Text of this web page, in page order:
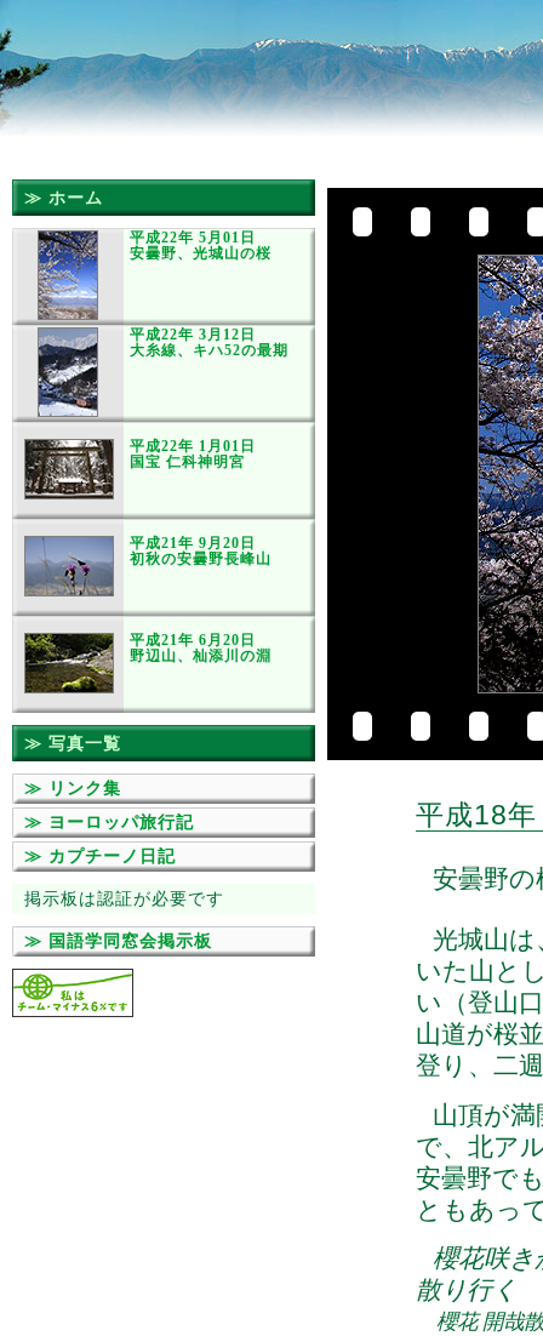
平成18
安曇野
光城山
いた山と
い（登山
山道が桜
登り、二
山頂が
で、北ア
安曇野で
ともあっ
櫻花咲き
散り行く
櫻花 開哉
≫ ホーム
平成22年 5月01日
安曇野、光城山の桜
平成22年 3月12日
大糸線、キハ52の最期
平成22年 1月01日
国宝 仁科神明宮
平成21年 9月20日
初秋の安曇野長峰山
平成21年 6月20日
野辺山、杣添川の淵
≫ 写真一覧
≫ リンク集
≫ ヨーロッパ旅行記
≫ カプチーノ日記
掲示板は認証が必要です
≫ 国語学同窓会掲示板